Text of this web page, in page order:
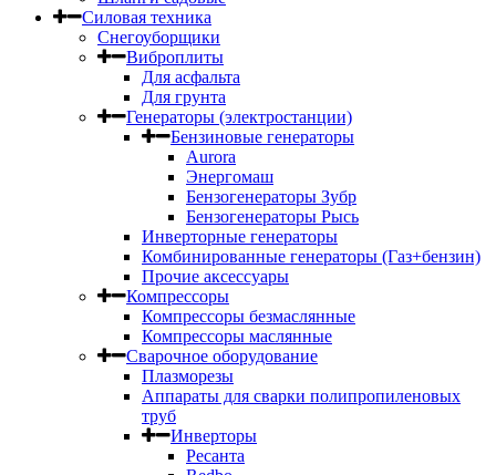
Силовая техника
Снегоуборщики
Виброплиты
Для асфальта
Для грунта
Генераторы (электростанции)
Бензиновые генераторы
Aurora
Энергомаш
Бензогенераторы Зубр
Бензогенераторы Рысь
Инверторные генераторы
Комбинированные генераторы (Газ+бензин)
Прочие аксессуары
Компрессоры
Компрессоры безмаслянные
Компрессоры маслянные
Сварочное оборудование
Плазморезы
Аппараты для сварки полипропиленовых
труб
Инверторы
Ресанта